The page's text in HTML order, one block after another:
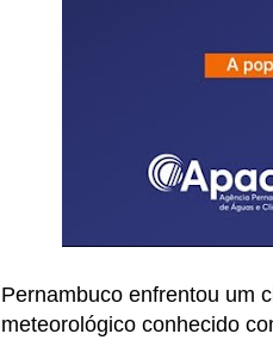
Pernambuco enfrentou um
meteorológico conhecido